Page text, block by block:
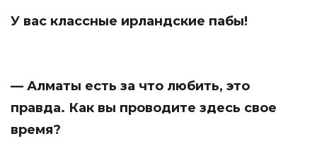
У вас классные ирландские пабы!
— Алматы есть за что любить, это
правда. Как вы проводите здесь свое
время?